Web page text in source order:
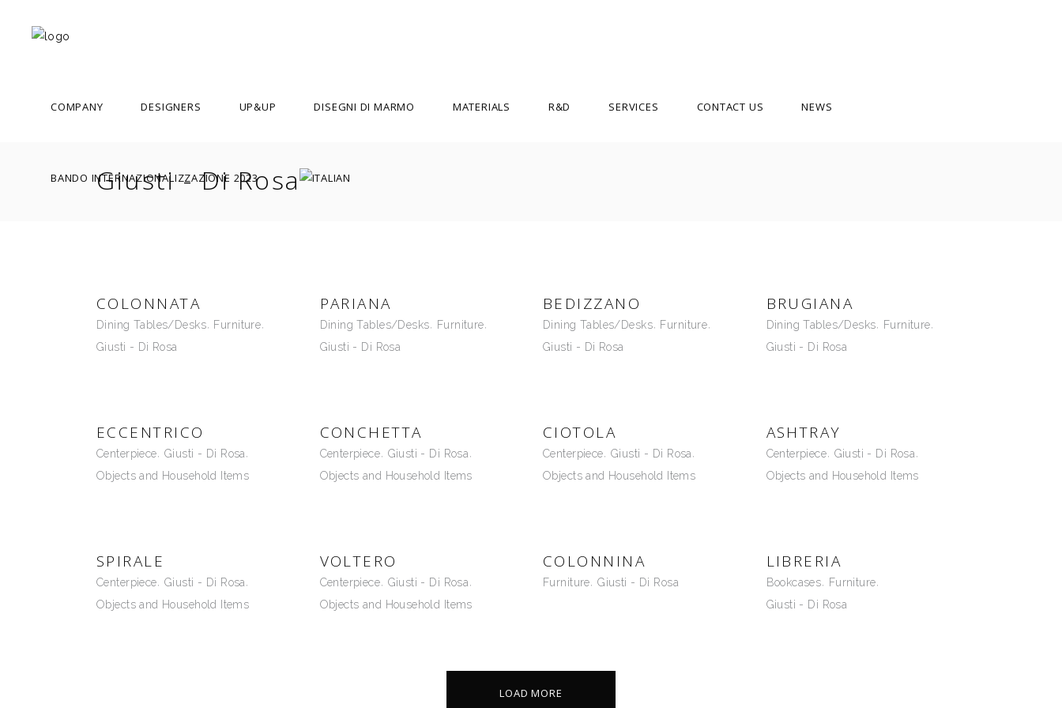
COMPANY DESIGNERS
ACHILLE CASTIGLIONI
ALESSANDRO MENDINI
DANILO SILVESTRIN
DAVID PALTERER
MONTEFUSCO
GUGLIELMO RENZI
MARCO PIVA
MARIO BELLINI
PHILIPPE STARCK
UGO LA PIETRA
UP&UP DISEGNI DI MARMO MATERIALS R&D SERVICES CONTACT US NEWS
BANDO INTERNAZIONALIZZAZIONE 2023
Giusti - Di Rosa
COLONNATA
Dining Tables/Desks
Furniture
Giusti - Di Rosa
PARIANA
Dining Tables/Desks
Furniture
Giusti - Di Rosa
BEDIZZANO
Dining Tables/Desks
Furniture
Giusti - Di Rosa
BRUGIANA
Dining Tables/Desks
Furniture
Giusti - Di Rosa
ECCENTRICO
Centerpiece
Giusti - Di Rosa
Objects and Household Items
CONCHETTA
Centerpiece
Giusti - Di Rosa
Objects and Household Items
CIOTOLA
Centerpiece
Giusti - Di Rosa
Objects and Household Items
ASHTRAY
Centerpiece
Giusti - Di Rosa
Objects and Household Items
SPIRALE
Centerpiece
Giusti - Di Rosa
Objects and Household Items
VOLTERO
Centerpiece
Giusti - Di Rosa
Objects and Household Items
COLONNINA
Furniture Giusti - Di Rosa
LIBRERIA
Bookcases
Furniture
Giusti - Di Rosa
LOAD MORE